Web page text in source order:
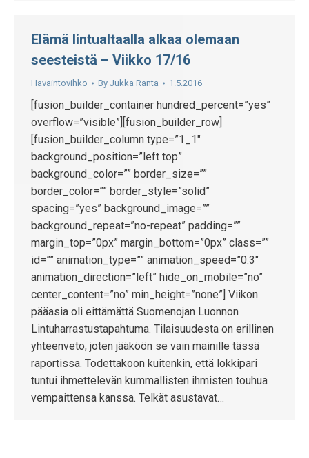
Elämä lintualtaalla alkaa olemaan
seesteistä – Viikko 17/16
Havaintovihko By Jukka Ranta 1.5.2016
[fusion_builder_container hundred_percent=”yes”
overflow=”visible”][fusion_builder_row]
[fusion_builder_column type=”1_1″
background_position=”left top”
background_color=”” border_size=””
border_color=”” border_style=”solid”
spacing=”yes” background_image=””
background_repeat=”no-repeat” padding=””
margin_top=”0px” margin_bottom=”0px” class=””
id=”” animation_type=”” animation_speed=”0.3″
animation_direction=”left” hide_on_mobile=”no”
center_content=”no” min_height=”none”] Viikon
pääasia oli eittämättä Suomenojan Luonnon
Lintuharrastustapahtuma. Tilaisuudesta on erillinen
yhteenveto, joten jääköön se vain mainille tässä
raportissa. Todettakoon kuitenkin, että lokkipari
tuntui ihmettelevän kummallisten ihmisten touhua
vempaittensa kanssa. Telkät asustavat…